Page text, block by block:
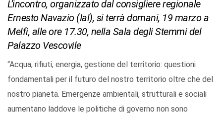
L’incontro, organizzato dal consigliere regionale
Ernesto Navazio (Ial), si terrà domani, 19 marzo a
Melfi, alle ore 17.30, nella Sala degli Stemmi del
Palazzo Vescovile
“Acqua, rifiuti, energia, gestione del territorio: questioni
fondamentali per il futuro del nostro territorio oltre che del
nostro pianeta. Emergenze ambientali, strutturali e sociali
aumentano laddove le politiche di governo non sono